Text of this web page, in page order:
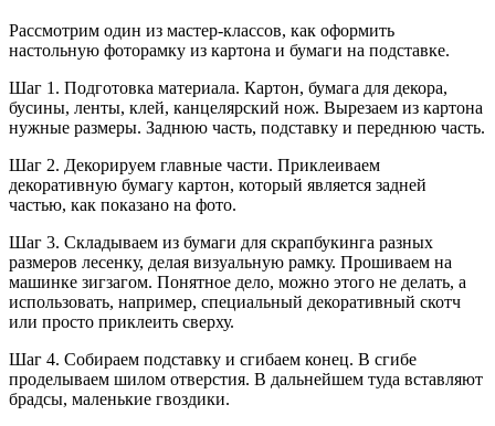
Рассмотрим один из мастер-классов, как оформить
настольную фоторамку из картона и бумаги на подставке.
Шаг 1. Подготовка материала. Картон, бумага для декора,
бусины, ленты, клей, канцелярский нож. Вырезаем из картона
нужные размеры. Заднюю часть, подставку и переднюю часть.
Шаг 2. Декорируем главные части. Приклеиваем
декоративную бумагу картон, который является задней
частью, как показано на фото.
Шаг 3. Складываем из бумаги для скрапбукинга разных
размеров лесенку, делая визуальную рамку. Прошиваем на
машинке зигзагом. Понятное дело, можно этого не делать, а
использовать, например, специальный декоративный скотч
или просто приклеить сверху.
Шаг 4. Собираем подставку и сгибаем конец. В сгибе
проделываем шилом отверстия. В дальнейшем туда вставляют
брадсы, маленькие гвоздики.